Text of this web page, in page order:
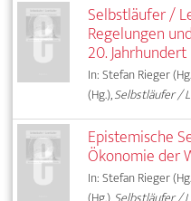
Selbstläufer /
Regelungen
20. Jahrhundert
In: Stefan Rieger
(Hg.),Selbstläufer /
Epistemische
Ökonomie der
In: Stefan Rieger